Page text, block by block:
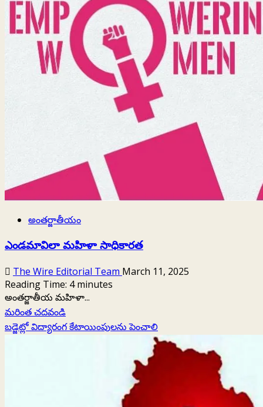
ఏపీ
సర్కార్‌..
అంతర్జాతీయం
ఎండమావిలా మహిళా సాధికారత
The Wire Editorial Team March 11, 2025
Reading Time: 4 minutes
అంతర్జాతీయ మహిళా...
మరింత చదవండిRead
more
about
బడ్జెట్లో విద్యారంగ కేటాయింపులను పెంచాలి